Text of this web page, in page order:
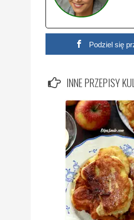
Podziel się
INNE PRZEPISY